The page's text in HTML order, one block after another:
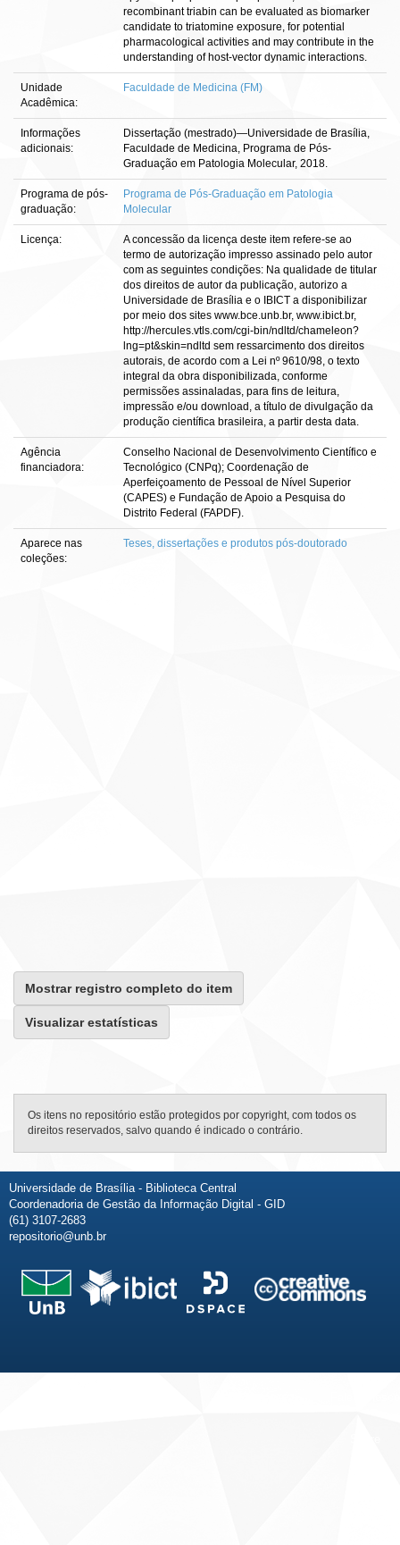
recombinant triabin can be evaluated as biomarker
candidate to triatomine exposure, for potential
pharmacological activities and may contribute in the
understanding of host-vector dynamic interactions.
Unidade
Acadêmica:
Faculdade de Medicina (FM)
Informações
adicionais:
Dissertação (mestrado)—Universidade de Brasília,
Faculdade de Medicina, Programa de Pós-
Graduação em Patologia Molecular, 2018.
Programa de pós-
graduação:
Programa de Pós-Graduação em Patologia
Molecular
Licença:
A concessão da licença deste item refere-se ao
termo de autorização impresso assinado pelo autor
com as seguintes condições: Na qualidade de titular
dos direitos de autor da publicação, autorizo a
Universidade de Brasília e o IBICT a disponibilizar
por meio dos sites www.bce.unb.br, www.ibict.br,
http://hercules.vtls.com/cgi-bin/ndltd/chameleon?
lng=pt&skin=ndltd sem ressarcimento dos direitos
autorais, de acordo com a Lei nº 9610/98, o texto
integral da obra disponibilizada, conforme
permissões assinaladas, para fins de leitura,
impressão e/ou download, a título de divulgação da
produção científica brasileira, a partir desta data.
Agência
financiadora:
Conselho Nacional de Desenvolvimento Científico e
Tecnológico (CNPq); Coordenação de
Aperfeiçoamento de Pessoal de Nível Superior
(CAPES) e Fundação de Apoio a Pesquisa do
Distrito Federal (FAPDF).
Aparece nas
coleções:
Teses, dissertações e produtos pós-doutorado
Mostrar registro completo do item
Visualizar estatísticas
Os itens no repositório estão protegidos por copyright, com todos os
direitos reservados, salvo quando é indicado o contrário.
Universidade de Brasília - Biblioteca Central
Coordenadoria de Gestão da Informação Digital - GID
(61) 3107-2683
repositorio@unb.br